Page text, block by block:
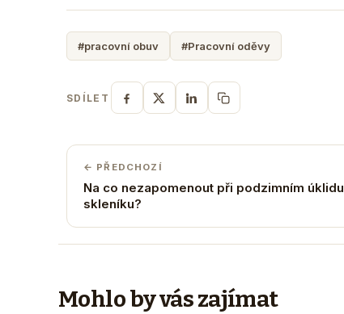
#pracovní obuv #Pracovní oděvy
SDÍLET
← PŘEDCHOZÍ
Na co nezapomenout při podzimním úklidu
skleníku?
Mohlo by vás zajímat